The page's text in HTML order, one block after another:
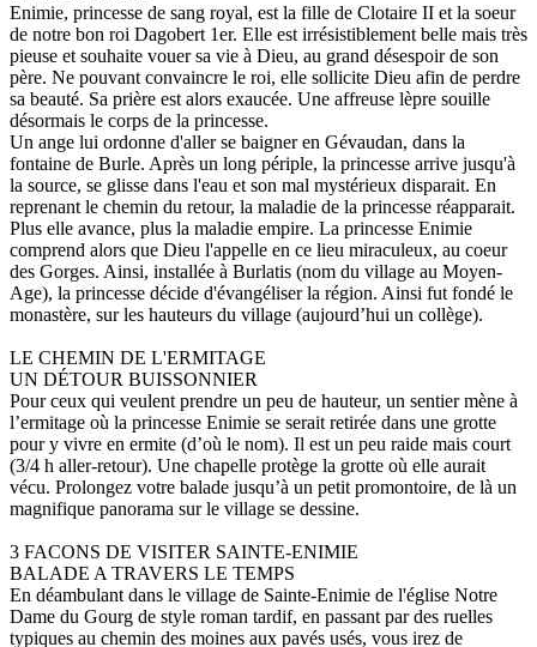
Enimie, princesse de sang royal, est la fille de Clotaire II et la soeur
de notre bon roi Dagobert 1er. Elle est irrésistiblement belle mais très
pieuse et souhaite vouer sa vie à Dieu, au grand désespoir de son
père. Ne pouvant convaincre le roi, elle sollicite Dieu afin de perdre
sa beauté. Sa prière est alors exaucée. Une affreuse lèpre souille
désormais le corps de la princesse.
Un ange lui ordonne d'aller se baigner en Gévaudan, dans la
fontaine de Burle. Après un long périple, la princesse arrive jusqu'à
la source, se glisse dans l'eau et son mal mystérieux disparait. En
reprenant le chemin du retour, la maladie de la princesse réapparait.
Plus elle avance, plus la maladie empire. La princesse Enimie
comprend alors que Dieu l'appelle en ce lieu miraculeux, au coeur
des Gorges. Ainsi, installée à Burlatis (nom du village au Moyen-
Age), la princesse décide d'évangéliser la région. Ainsi fut fondé le
monastère, sur les hauteurs du village (aujourd’hui un collège).
LE CHEMIN DE L'ERMITAGE
UN DÉTOUR BUISSONNIER
Pour ceux qui veulent prendre un peu de hauteur, un sentier mène à
l’ermitage où la princesse Enimie se serait retirée dans une grotte
pour y vivre en ermite (d’où le nom). Il est un peu raide mais court
(3/4 h aller-retour). Une chapelle protège la grotte où elle aurait
vécu. Prolongez votre balade jusqu’à un petit promontoire, de là un
magnifique panorama sur le village se dessine.
3 FACONS DE VISITER SAINTE-ENIMIE
BALADE A TRAVERS LE TEMPS
En déambulant dans le village de Sainte-Enimie de l'église Notre
Dame du Gourg de style roman tardif, en passant par des ruelles
typiques au chemin des moines aux pavés usés, vous irez de